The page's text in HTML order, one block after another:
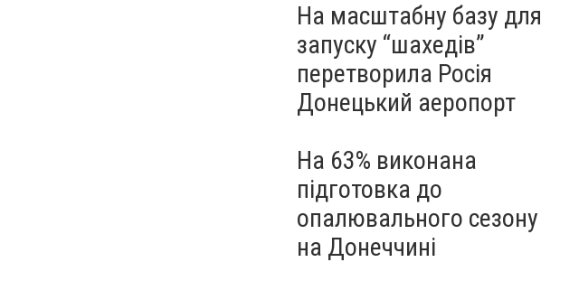
На масштабну базу для
запуску “шахедів”
перетворила Росія
Донецький аеропорт
На 63% виконана
підготовка до
опалювального сезону
на Донеччині